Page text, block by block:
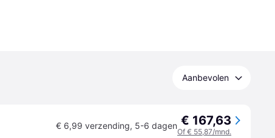
Aanbevolen
€ 6,99 verzending, 5-6 dagen € 167,63
Of € 55,87/mnd.